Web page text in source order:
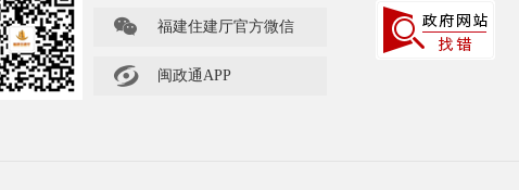
 福建住建厅官方微信
 闽政通APP